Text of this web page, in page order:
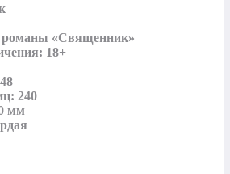
романы «Священник»
18+
240
мм